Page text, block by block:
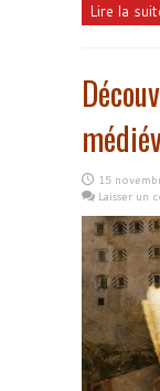
Lire la
15
Laisser un